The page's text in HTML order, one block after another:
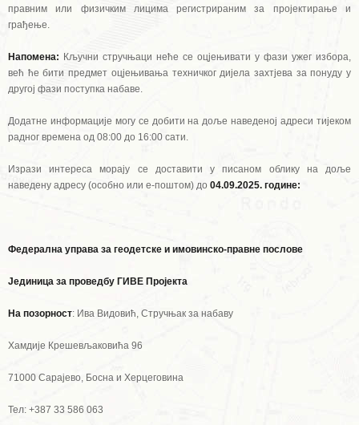
правним или физичким лицима регистрираним за пројектирање и
грађење.
Напомена: Кључни стручњаци неће се оцјењивати у фази ужег избора,
већ ће бити предмет оцјењивања техничког дијела захтјева за понуду у
другој фази поступка набаве.
Додатне информације могу се добити на доље наведеној адреси тијеком
радног времена од 08:00 до 16:00 сати.
Изрази интереса морају се доставити у писаном облику на доље
наведену адресу (особно или е-поштом) до 04.09.2025. године:
Федерална управа за геодетске и имовинско-правне послове
Јединица за проведбу ГИВЕ Пројекта
На позорност: Ива Видовић, Стручњак за набаву
Хамдије Крешевљаковића 96
71000 Сарајево, Босна и Херцеговина
Тел: +387 33 586 063